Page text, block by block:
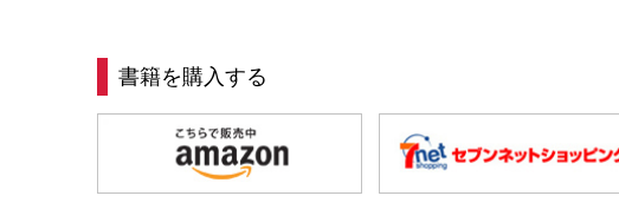
書籍を購入する